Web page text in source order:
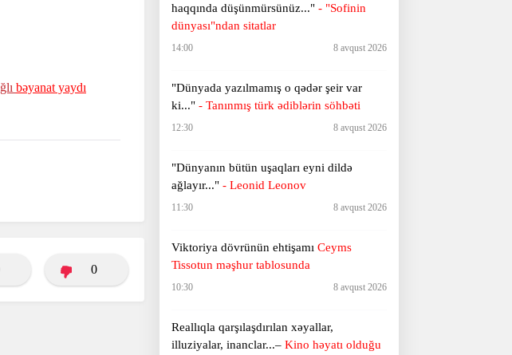
bəyanat yaydı
0
haqqında düşünmürsünüz..." - "Sofinin
dünyası"ndan sitatlar
14:00 8 avqust 2026
"Dünyada yazılmamış o qədər şeir var
ki..." - Tanınmış türk ədiblərin söhbəti
12:30 8 avqust 2026
​​​​​​​"Dünyanın bütün uşaqları eyni dildə
ağlayır..." - Leonid Leonov
11:30 8 avqust 2026
Viktoriya dövrünün ehtişamı Ceyms
Tissotun məşhur tablosunda
10:30 8 avqust 2026
Reallıqla qarşılaşdırılan xəyallar,
illuziyalar, inanclar...– Kino həyatı olduğu